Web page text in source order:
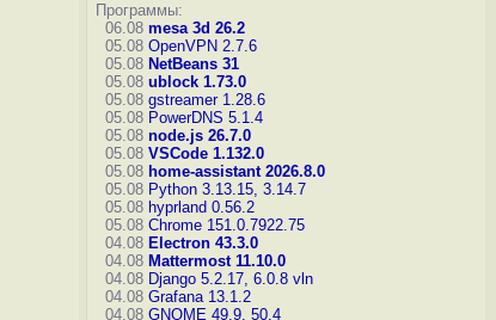
Программы:
06.08 mesa 3d 26.2
05.08 OpenVPN 2.7.6
05.08 NetBeans 31
05.08 ublock 1.73.0
05.08 gstreamer 1.28.6
05.08 PowerDNS 5.1.4
05.08 node.js 26.7.0
05.08 VSCode 1.132.0
05.08 home-assistant 2026.8.0
05.08 Python 3.13.15, 3.14.7
05.08 hyprland 0.56.2
05.08 Chrome 151.0.7922.75
04.08 Electron 43.3.0
04.08 Mattermost 11.10.0
04.08 Django 5.2.17, 6.0.8 vln
04.08 Grafana 13.1.2
04.08 GNOME 49.9, 50.4